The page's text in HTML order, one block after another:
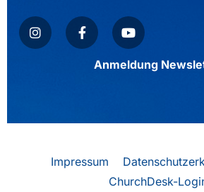
Anmeldung
Impressum
ChurchDesk-